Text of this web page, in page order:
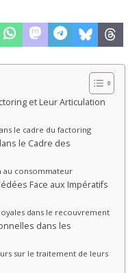
et Leur Articulation
le cadre du factoring
le Cadre des
au consommateur
Face aux Impératifs
dans le recouvrement
dans les
sur le traitement de leurs